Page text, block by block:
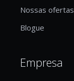
Nossas ofertas
Blogue
Empresa